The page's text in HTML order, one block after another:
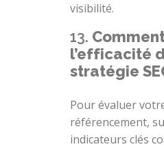
visibilité.
13.
l’efficacité
stratégie
Pour évaluer
référencement,
indicateurs clés